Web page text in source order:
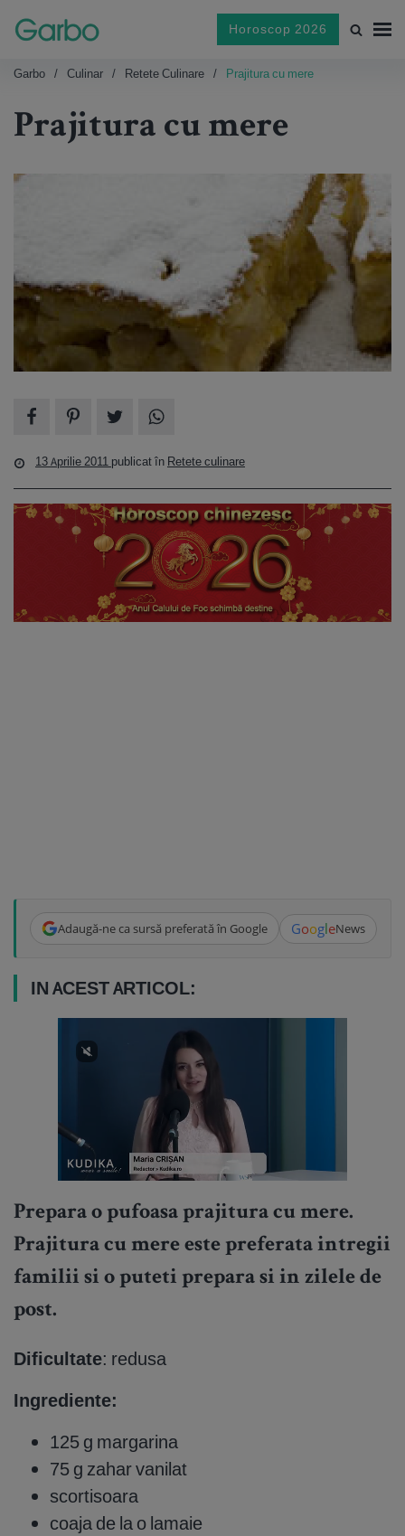
Horoscop 2026
Garbo Culinar Retete Culinare Prajitura cu mere
Prajitura cu mere
13 Aprilie 2011 publicat în Retete culinare
Adaugă-ne ca sursă preferată în Google GoogleNews
IN ACEST ARTICOL:
Prepara o pufoasa prajitura cu mere.
Prajitura cu mere este preferata intregii
familii si o puteti prepara si in zilele de
post.
Dificultate: redusa
Ingrediente:
125 g margarina
75 g zahar vanilat
scortisoara
coaja de la o lamaie